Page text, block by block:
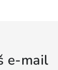
e-mail